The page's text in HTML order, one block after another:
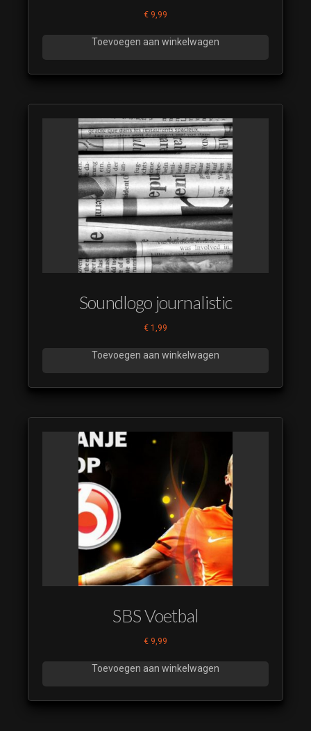
€ 9,99
Toevoegen aan winkelwagen
Soundlogo journalistic
€ 1,99
Toevoegen aan winkelwagen
SBS Voetbal
€ 9,99
Toevoegen aan winkelwagen